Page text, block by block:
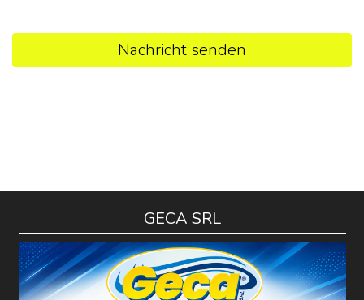
Nachricht senden
GECA SRL